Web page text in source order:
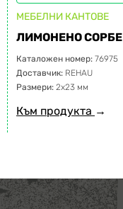
МЕБЕЛНИ КАНТОВЕ
ЛИМОНЕНО СОРБЕ
Каталожен номер: 76975
Доставчик: REHAU
Размери: 2х23 мм
Към продукта →